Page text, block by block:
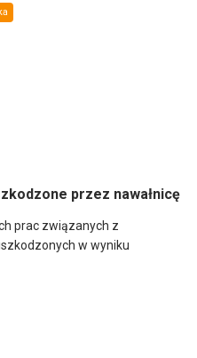
przez nawałnicę
prac związanych z
w wyniku